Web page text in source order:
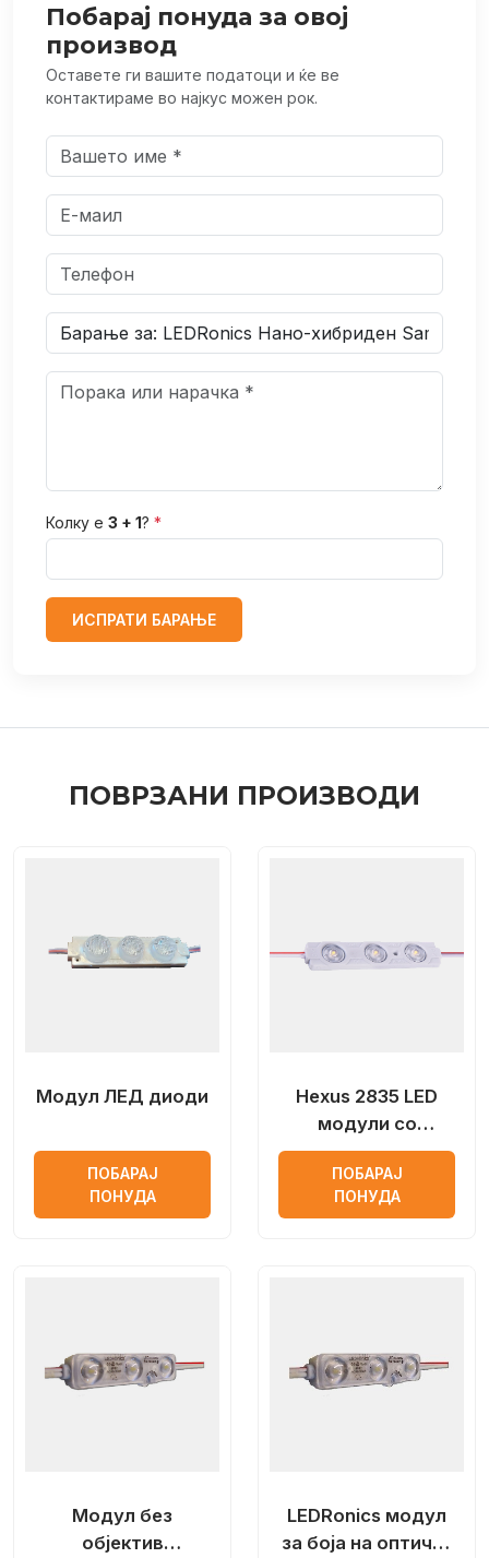
Побарај понуда за овој
производ
Оставете ги вашите податоци и ќе ве
контактираме во најкус можен рок.
Колку е 3 + 1? *
ИСПРАТИ БАРАЊЕ
ПОВРЗАНИ ПРОИЗВОДИ
Модул ЛЕД диоди
ПОБАРАЈ
ПОНУДА
Hexus 2835 LED
модули со
оптички објектив
ПОБАРАЈ
ПОНУДА
Модул без
објектив
LEDRonics модул
за боја на оптички